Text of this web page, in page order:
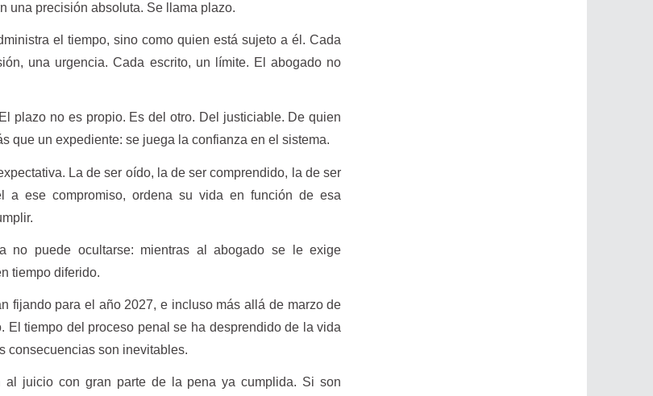
una precisión absoluta. Se llama plazo.
el tiempo, sino como quien está sujeto a él. Cada
una urgencia. Cada escrito, un límite. El abogado no
plazo no es propio. Es del otro. Del justiciable. De quien
que un expediente: se juega la confianza en el sistema.
La de ser oído, la de ser comprendido, la de ser
a ese compromiso, ordena su vida en función de esa
no puede ocultarse: mientras al abogado se le exige
tiempo diferido.
fijando para el año 2027, e incluso más allá de marzo de
El tiempo del proceso penal se ha desprendido de la vida
consecuencias son inevitables.
al juicio con gran parte de la pena ya cumplida. Si son